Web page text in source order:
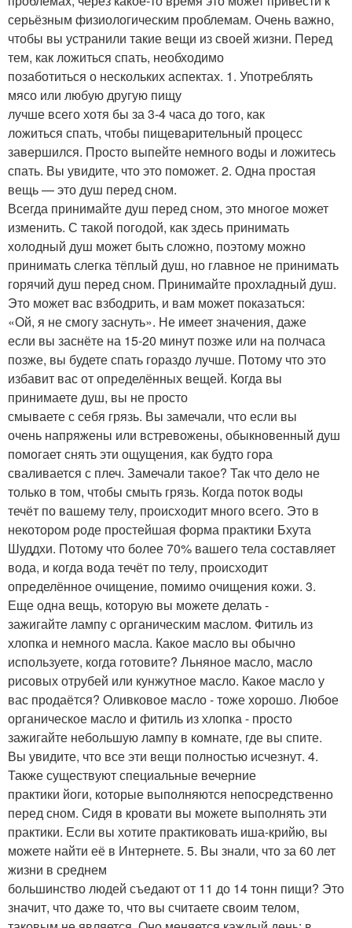
серьёзным физиологическим проблемам. Очень важно,
чтобы вы устранили такие вещи из своей жизни. Перед
тем, как ложиться спать, необходимо
позаботиться о нескольких аспектах. 1. Употреблять
мясо или любую другую пищу
лучше всего хотя бы за 3-4 часа до того, как
ложиться спать, чтобы пищеварительный процесс
завершился. Просто выпейте немного воды и ложитесь
спать. Вы увидите, что это поможет. 2. Одна простая
вещь — это душ перед сном.
Всегда принимайте душ перед сном, это многое может
изменить. С такой погодой, как здесь принимать
холодный душ может быть сложно, поэтому можно
принимать слегка тёплый душ, но главное не принимать
горячий душ перед сном. Принимайте прохладный душ.
Это может вас взбодрить, и вам может показаться:
«Ой, я не смогу заснуть». Не имеет значения, даже
если вы заснёте на 15-20 минут позже или на полчаса
позже, вы будете спать гораздо лучше. Потому что это
избавит вас от определённых вещей. Когда вы
принимаете душ, вы не просто
смываете с себя грязь. Вы замечали, что если вы
очень напряжены или встревожены, обыкновенный душ
помогает снять эти ощущения, как будто гора
сваливается с плеч. Замечали такое? Так что дело не
только в том, чтобы смыть грязь. Когда поток воды
течёт по вашему телу, происходит много всего. Это в
некотором роде простейшая форма практики Бхута
Шуддхи. Потому что более 70% вашего тела составляет
вода, и когда вода течёт по телу, происходит
определённое очищение, помимо очищения кожи. 3.
Еще одна вещь, которую вы можете делать -
зажигайте лампу с органическим маслом. Фитиль из
хлопка и немного масла. Какое масло вы обычно
используете, когда готовите? Льняное масло, масло
рисовых отрубей или кунжутное масло. Какое масло у
вас продаётся? Оливковое масло - тоже хорошо. Любое
органическое масло и фитиль из хлопка - просто
зажигайте небольшую лампу в комнате, где вы спите.
Вы увидите, что все эти вещи полностью исчезнут. 4.
Также существуют специальные вечерние
практики йоги, которые выполняются непосредственно
перед сном. Сидя в кровати вы можете выполнять эти
практики. Если вы хотите практиковать иша-крийю, вы
можете найти её в Интернете. 5. Вы знали, что за 60 лет
жизни в среднем
большинство людей съедают от 11 до 14 тонн пищи? Это
значит, что даже то, что вы считаете своим телом,